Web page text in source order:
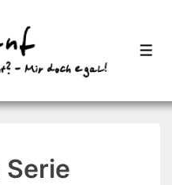
Serie